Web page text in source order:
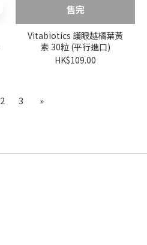
售完
Vitabiotics 護眼越橘葉黃
素 30粒 (平行進口)
HK$109.00
2 3 »